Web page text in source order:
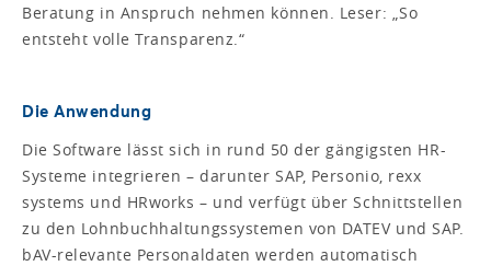
Beratung in Anspruch nehmen können. Leser: „So
entsteht volle Transparenz.“
Die Anwendung
Die Software lässt sich in rund 50 der gängigsten HR-
Systeme integrieren – darunter SAP, Personio, rexx
systems und HRworks – und verfügt über Schnittstellen
zu den Lohnbuchhaltungssystemen von DATEV und SAP.
bAV-relevante Personaldaten werden automatisch